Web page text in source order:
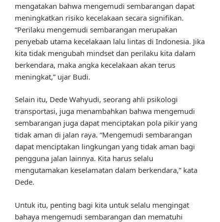
mengatakan bahwa mengemudi sembarangan dapat
meningkatkan risiko kecelakaan secara signifikan.
“Perilaku mengemudi sembarangan merupakan
penyebab utama kecelakaan lalu lintas di Indonesia. Jika
kita tidak mengubah mindset dan perilaku kita dalam
berkendara, maka angka kecelakaan akan terus
meningkat,” ujar Budi.
Selain itu, Dede Wahyudi, seorang ahli psikologi
transportasi, juga menambahkan bahwa mengemudi
sembarangan juga dapat menciptakan pola pikir yang
tidak aman di jalan raya. “Mengemudi sembarangan
dapat menciptakan lingkungan yang tidak aman bagi
pengguna jalan lainnya. Kita harus selalu
mengutamakan keselamatan dalam berkendara,” kata
Dede.
Untuk itu, penting bagi kita untuk selalu mengingat
bahaya mengemudi sembarangan dan mematuhi